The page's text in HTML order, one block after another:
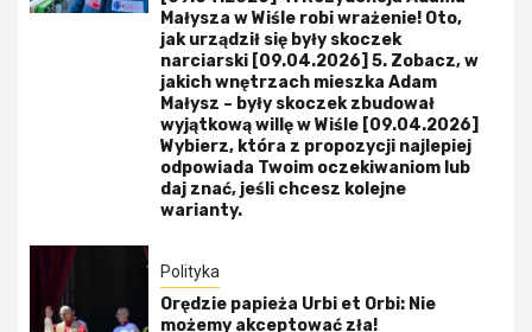
Małysza w Wiśle robi wrażenie! Oto,
jak urządził się były skoczek
narciarski [09.04.2026] 5. Zobacz, w
jakich wnętrzach mieszka Adam
Małysz – były skoczek zbudował
wyjątkową willę w Wiśle [09.04.2026]
Wybierz, która z propozycji najlepiej
odpowiada Twoim oczekiwaniom lub
daj znać, jeśli chcesz kolejne
warianty.
Polityka
Orędzie papieża Urbi et Orbi: Nie
możemy akceptować zła!